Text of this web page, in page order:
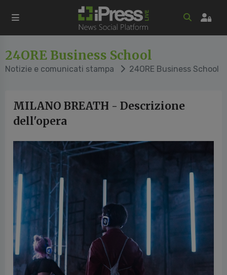
24ORE Business School
Notizie e comunicati stampa 24ORE Business School
MILANO BREATH - Descrizione
dell'opera